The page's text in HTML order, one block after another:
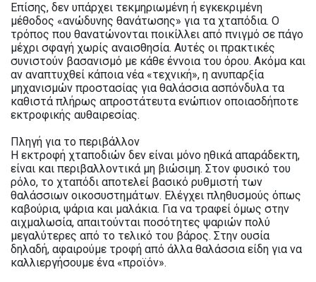
Επίσης, δεν υπάρχει τεκμηριωμένη ή εγκεκριμένη
μέθοδος «ανώδυνης θανάτωσης» για τα χταπόδια. Ο
τρόπος που θανατώνονται ποικίλλει από πνιγμό σε πάγο
μέχρι σφαγή χωρίς αναισθησία. Αυτές οι πρακτικές
συνιστούν βασανισμό με κάθε έννοια του όρου. Ακόμα και
αν αναπτυχθεί κάποια νέα «τεχνική», η ανυπαρξία
μηχανισμών προστασίας για θαλάσσια ασπόνδυλα τα
καθιστά πλήρως απροστάτευτα ενώπιον οποιασδήποτε
εκτροφικής αυθαιρεσίας.
Πληγή για το περιβάλλον
Η εκτροφή χταποδιών δεν είναι μόνο ηθικά απαράδεκτη,
είναι και περιβαλλοντικά μη βιώσιμη. Στον φυσικό του
ρόλο, το χταπόδι αποτελεί βασικό ρυθμιστή των
θαλάσσιων οικοσυστημάτων. Ελέγχει πληθυσμούς όπως
καβούρια, ψάρια και μαλάκια. Για να τραφεί όμως στην
αιχμαλωσία, απαιτούνται ποσότητες ψαριών πολύ
μεγαλύτερες από το τελικό του βάρος. Στην ουσία
δηλαδή, αφαιρούμε τροφή από άλλα θαλάσσια είδη για να
καλλιεργήσουμε ένα «προϊόν».